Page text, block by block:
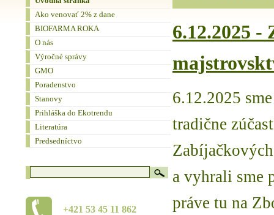
Ako venovať 2% z dane
BIOFARMA ROKA
O nás
Výročné správy
GMO
Poradenstvo
Stanovy
Prihláška do Ekotrendu
Literatúra
Predsedníctvo
+421 53 45 11 862
6.12.2025 -
6.12.2025
tradične
a vyhrali sme
práve tu na